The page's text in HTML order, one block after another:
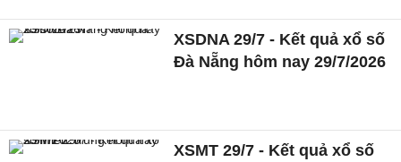
XSDNA 29/7 - Kết quả xổ số
Đà Nẵng hôm nay 29/7/2026
XSMT 29/7 - Kết quả xổ số